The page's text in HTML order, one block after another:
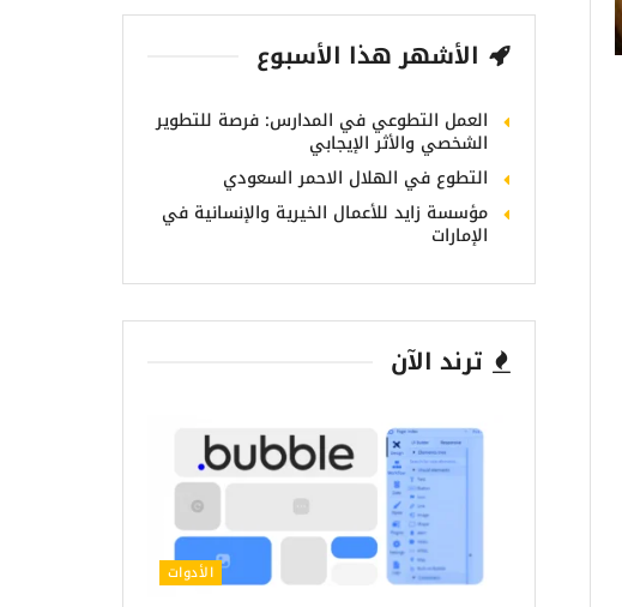
الأشهر هذا الأسبوع
العمل التطوعي في المدارس: فرصة للتطوير
الشخصي والأثر الإيجابي
التطوع في الهلال الاحمر السعودي
مؤسسة زايد للأعمال الخيرية والإنسانية في
الإمارات
ترند الآن
الأدوات